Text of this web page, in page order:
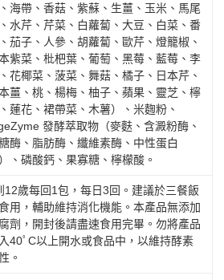
海帶、香菇、紫蘇、生薑、玉米、馬尾
水芹、芹菜、白蘿蔔、大豆、白菜、番
茄子、人參、胡蘿蔔、歐芹、燈籠椒、
紫菜、枇杷葉、葡萄、黑莓、藍莓、李
花椰菜、菠菜、舞菇、橘子、日本芹、
薑、桃、楊梅、柚子、蘋果、靈芝、檸
蓮花、裙帶菜、木薯）、米麴粉、
發酵萃取物（麥麩、含澱粉酶、
酶、脂肪酶、纖維素酶、中性蛋白
、磷酸鈣、果寡糖、檸檬酸。
12歲每回1包，每日3回。建議於三餐飯
用，輔助維持消化機能。本產品無添加
劑，開封後請盡速食用完畢。勿將產品
40ﾟC以上開水或食品中，以維持酵素
。